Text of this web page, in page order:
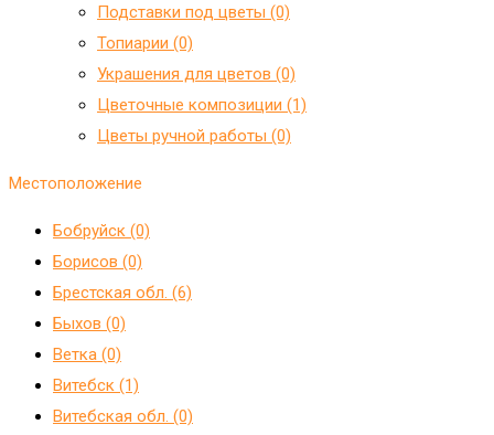
Подставки под цветы (0)
Топиарии (0)
Украшения для цветов (0)
Цветочные композиции (1)
Цветы ручной работы (0)
Местоположение
Бобруйск (0)
Борисов (0)
Брестская обл. (6)
Быхов (0)
Ветка (0)
Витебск (1)
Витебская обл. (0)